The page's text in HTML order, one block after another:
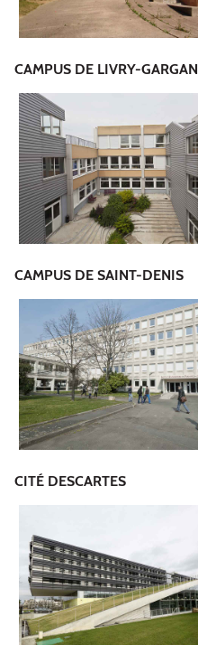
CAMPUS DE LIVRY-GARGAN
CAMPUS DE SAINT-DENIS
CITÉ DESCARTES